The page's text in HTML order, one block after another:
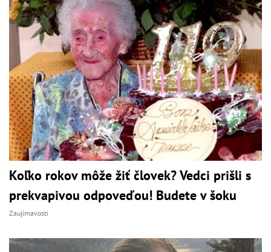
Koľko rokov môže žiť človek? Vedci prišli s
prekvapivou odpoveďou! Budete v šoku
Zaujímavosti